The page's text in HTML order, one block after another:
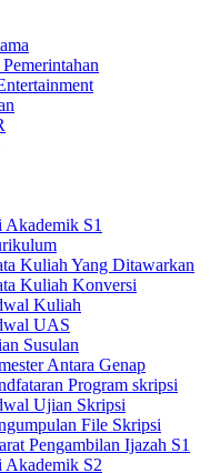
Akademik S1
Kuliah Yang Ditawarkan
Kuliah Konversi
Kuliah
UAS
Susulan
Antara Genap
Program skripsi
Ujian Skripsi
File Skripsi
Pengambilan Ijazah S1
Akademik S2